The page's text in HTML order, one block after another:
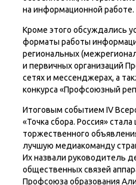
на информационной работе.
Кроме этого обсуждались
форматы работы
региональных
и первичных организаций
сетях и мессенджерах, а
конкурса «Профсоюзный
Итоговым событием IV
«Точка сбора. Россия»
торжественного
лучшую медиакоманду
Их назвали руководитель
общественных связей
Профсоюза образования